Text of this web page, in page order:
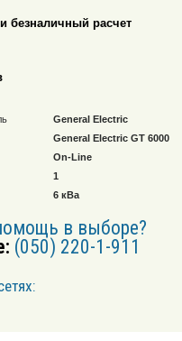
безналичный расчет
General Electric
General Electric GT 6000
On-Line
1
6 кВа
в выборе?
(050) 220-1-911